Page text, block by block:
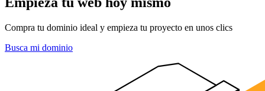
Compra tu dominio ideal y empieza tu proyecto en unos clics
Busca mi dominio